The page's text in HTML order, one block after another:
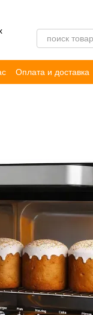
Оплата и доставка